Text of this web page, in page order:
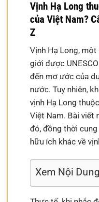
Vịnh Hạ Long
của Việt Nam?
Z
Vịnh Hạ Long,
giới được
đến mơ ước của
nước. Tuy nhiên,
vịnh Hạ Long
Việt Nam. Bài viết
đó, đồng thời
hữu ích khác về
Xem Nội